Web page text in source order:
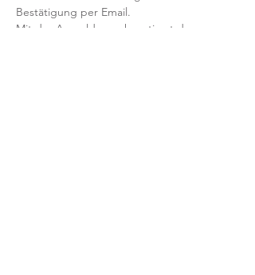
Bestätigung per Email.
Mit der Anmeldung akzeptierst du unsere